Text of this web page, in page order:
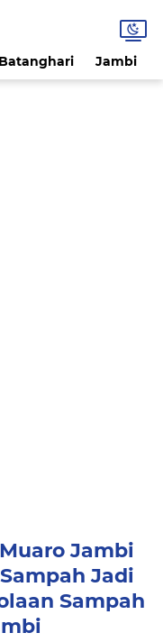
Batanghari Jambi
Jambi
Jadi
Sampah